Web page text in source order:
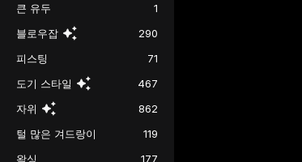
큰 유두
1
블로우잡
290
피스팅
71
도기 스타일
467
자위
862
털 많은 겨드랑이
119
왁싱
177